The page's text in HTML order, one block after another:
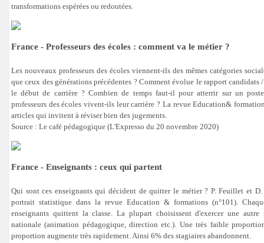
transformations espérées ou redoutées.
France - Professeurs des écoles : comment va le métier ?
Les nouveaux professeurs des écoles viennent-ils des mêmes catégories
que ceux des générations précédentes ? Comment évolue le rapport candidats
le début de carrière ? Combien de temps faut-il pour atterrir sur un
professeurs des écoles vivent-ils leur carrière ? La revue Education&
articles qui invitent à réviser bien des jugements.
Source : Le café pédagogique (L'Expresso du 20 novembre 2020)
France - Enseignants : ceux qui partent
Qui sont ces enseignants qui décident de quitter le métier ? P. Feuillet et
portrait statistique dans la revue Education & formations (n°101).
enseignants quittent la classe. La plupart choisissent d'exercer une
nationale (animation pédagogique, direction etc.). Une très faible
proportion augmente très rapidement. Ainsi 6% des stagiaires abandonnent.